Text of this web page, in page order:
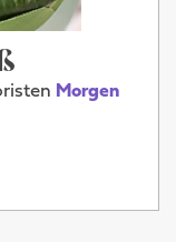
Morgen